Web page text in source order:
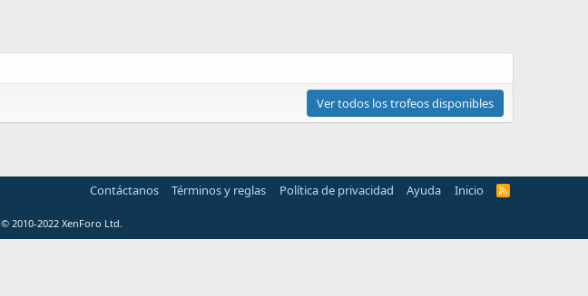
Ver todos los trofeos disponibles
Contáctanos Términos y reglas Política de privacidad Ayuda Inicio
R
© 2010-2022 XenForo Ltd.